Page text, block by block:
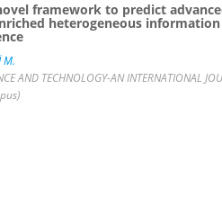
framework to predict
heterogeneous
M.
AND TECHNOLOGY-AN INTERNATIONAL